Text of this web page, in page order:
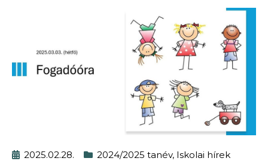
2025.02.28. 2024/2025 tanév, Iskolai hírek